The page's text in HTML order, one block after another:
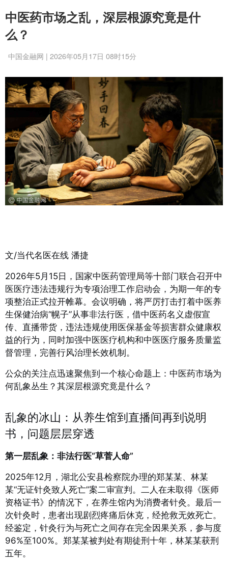
中医药市场之乱，深层根源究竟是什
么？
中国金融网 | 2026年05月17日 08时15分
文/当代名医在线 潘捷
2026年5月15日，国家中医药管理局等十部门联合召开中
医医疗违法违规行为专项治理工作启动会，为期一年的专
项整治正式拉开帷幕。会议明确，将严厉打击打着中医养
生保健治病“幌子”从事非法行医，借中医药名义虚假宣
传、直播带货，违法违规使用医保基金等损害群众健康权
益的行为，同时加强中医医疗机构和中医医疗服务质量监
督管理，完善行风治理长效机制。
公众的关注点迅速聚焦到一个核心命题上：中医药市场为
何乱象丛生？其深层根源究竟是什么？
乱象的冰山：从养生馆到直播间再到说明
书，问题层层穿透
第一层乱象：非法行医“草菅人命”
2025年12月，湖北公安县检察院办理的郑某某、林某
某“无证针灸致人死亡”案二审宣判。二人在未取得《医师
资格证书》的情况下，在养生馆内为消费者针灸。最后一
次针灸时，患者出现剧烈疼痛后休克，经抢救无效死亡。
经鉴定，针灸行为与死亡之间存在完全因果关系，参与度
96%至100%。郑某某被判处有期徒刑十年，林某某获刑
五年。